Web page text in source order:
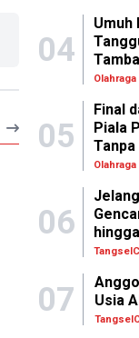
04
Umuh
Olahraga
05
Final
Piala
Olahraga
06
07
Usia